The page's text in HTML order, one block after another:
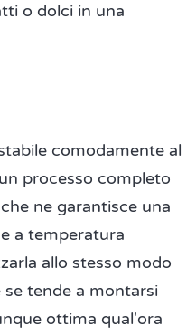
o dolci in una
comodamente al
processo completo
ne garantisce una
a temperatura
allo stesso modo
se tende a montarsi
ottima qual'ora